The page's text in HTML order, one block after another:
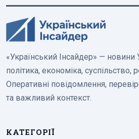
«Український Інсайдер» — новини
політика, економіка, суспільство,
Оперативні повідомлення,
та важливий контекст.
КАТЕГОРІЇ